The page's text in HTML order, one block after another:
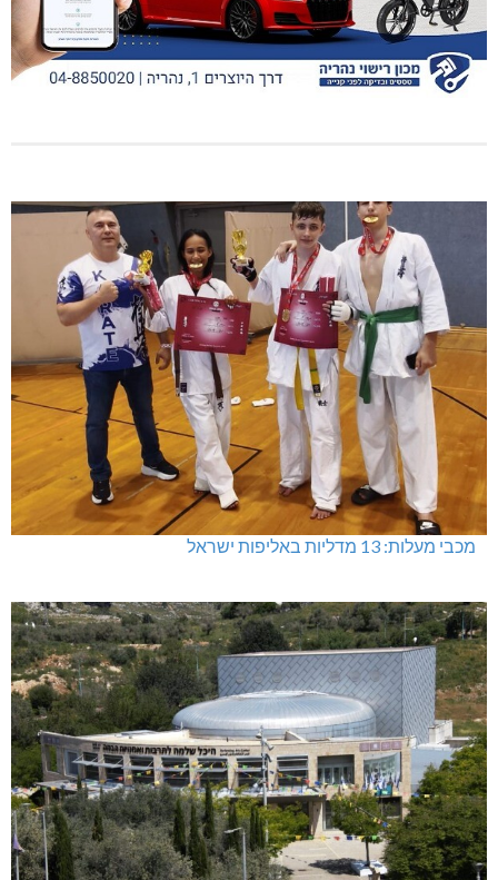
מכבי מעלות: 13 מדליות באליפות ישראל